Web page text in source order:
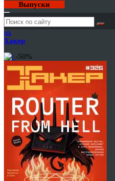
Выпуски
Годовая
подписка
на
Хакер
-50%